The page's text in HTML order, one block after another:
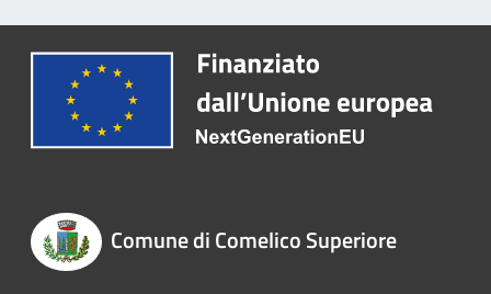
Comune di Comelico Superiore